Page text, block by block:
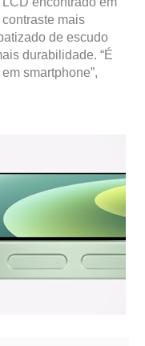
mais
de escudo
durabilidade. “É
smartphone”,